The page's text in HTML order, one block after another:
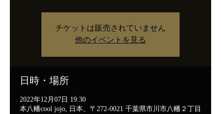
チケットは販売されていません
他のイベントを見る
日時・場所
2022年12月07日 19:30
本八幡cool jojo, 日本、〒272-0021 千葉県市川市八幡２丁目